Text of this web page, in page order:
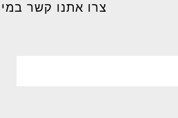
צרו אתנו קשר